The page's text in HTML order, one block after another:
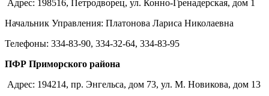
Адрес: 198516, Петродворец, ул. Конно-Гренадерская, дом 1
Начальник Управления: Платонова Лариса Николаевна
Телефоны: 334-83-90, 334-32-64, 334-83-95
ПФР Приморского района
Адрес: 194214, пр. Энгельса, дом 73, ул. М. Новикова, дом 13